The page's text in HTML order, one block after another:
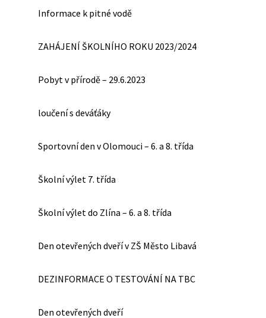
Informace k pitné vodě
ZAHÁJENÍ ŠKOLNÍHO ROKU 2023/2024
Pobyt v přírodě – 29.6.2023
loučení s deváťáky
Sportovní den v Olomouci – 6. a 8. třída
Školní výlet 7. třída
Školní výlet do Zlína – 6. a 8. třída
Den otevřených dveří v ZŠ Město Libavá
DEZINFORMACE O TESTOVÁNÍ NA TBC
Den otevřených dveří